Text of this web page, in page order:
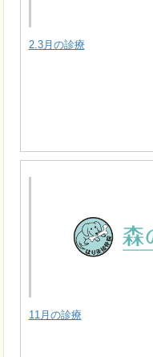
2.3月の診療
11月の診療